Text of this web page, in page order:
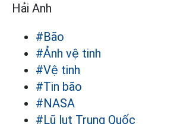
Hải Anh
#Bão
#Ảnh vệ tinh
#Vệ tinh
#Tin bão
#NASA
#Lũ lụt Trung Quốc